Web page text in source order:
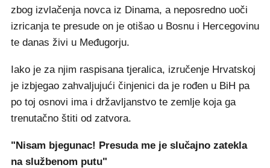
zbog izvlačenja novca iz Dinama, a neposredno uoči
izricanja te presude on je otišao u Bosnu i Hercegovinu
te danas živi u Međugorju.
Iako je za njim raspisana tjeralica, izručenje Hrvatskoj
je izbjegao zahvaljujući činjenici da je rođen u BiH pa
po toj osnovi ima i državljanstvo te zemlje koja ga
trenutačno štiti od zatvora.
"Nisam bjegunac! Presuda me je slučajno zatekla
na službenom putu"